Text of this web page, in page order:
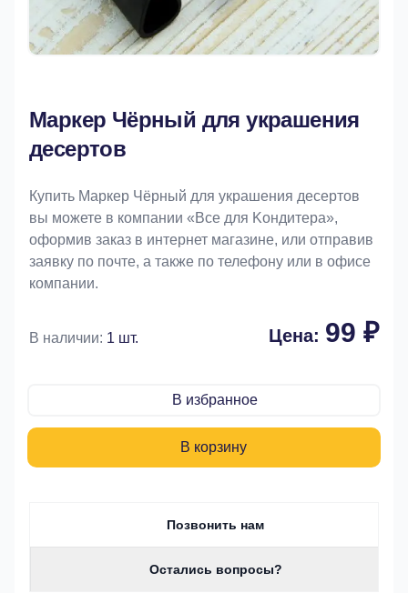
Маркер Чёрный для украшения
десертов
Купить Маркер Чёрный для украшения десертов
вы можете в компании «Bce для Koндитeрa»,
оформив заказ в интернет магазине, или отправив
заявку по почте, а также по телефону или в офисе
компании.
В наличии: 1 шт. Цена: 99 ₽
В избранное
В корзину
Позвонить нам
Остались вопросы?